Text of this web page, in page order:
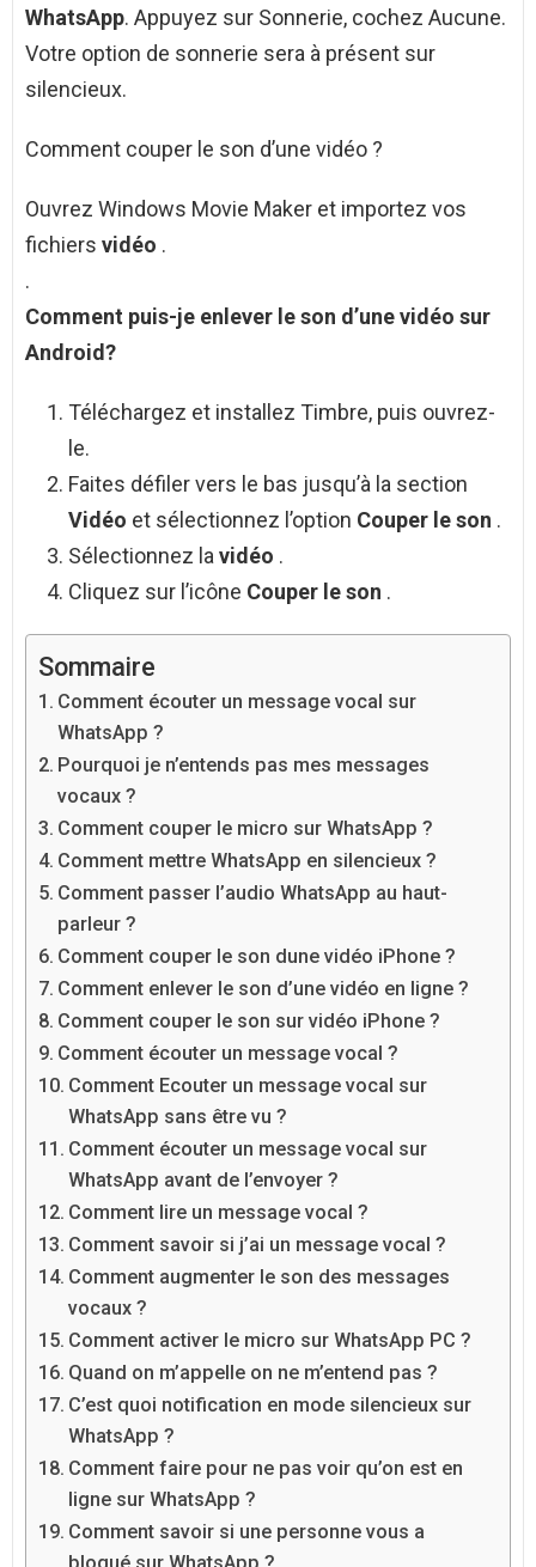
WhatsApp. Appuyez sur Sonnerie, cochez Aucune.
Votre option de sonnerie sera à présent sur
silencieux.
Comment couper le son d’une vidéo ?
Ouvrez Windows Movie Maker et importez vos
fichiers vidéo .
.
Comment puis-je enlever leson d’unevidéo sur
Android?
Téléchargez et installez Timbre, puis ouvrez-
le.
Faites défiler vers le bas jusqu’à la section
Vidéo et sélectionnez l’option Couper le son .
Sélectionnez la vidéo .
Cliquez sur l’icône Couper le son .
Sommaire
Comment écouter un message vocal sur
WhatsApp ?
Pourquoi je n’entends pas mes messages
vocaux ?
Comment couper le micro sur WhatsApp ?
Comment mettre WhatsApp en silencieux ?
Comment passer l’audio WhatsApp au haut-
parleur ?
Comment couper le son dune vidéo iPhone ?
Comment enlever le son d’une vidéo en ligne ?
Comment couper le son sur vidéo iPhone ?
Comment écouter un message vocal ?
Comment Ecouter un message vocal sur
WhatsApp sans être vu ?
Comment écouter un message vocal sur
WhatsApp avant de l’envoyer ?
Comment lire un message vocal ?
Comment savoir si j’ai un message vocal ?
Comment augmenter le son des messages
vocaux ?
Comment activer le micro sur WhatsApp PC ?
Quand on m’appelle on ne m’entend pas ?
C’est quoi notification en mode silencieux sur
WhatsApp ?
Comment faire pour ne pas voir qu’on est en
ligne sur WhatsApp ?
Comment savoir si une personne vous a